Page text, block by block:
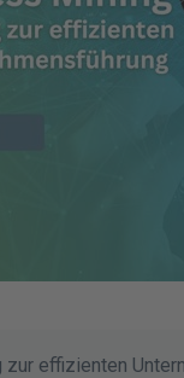
effizienten